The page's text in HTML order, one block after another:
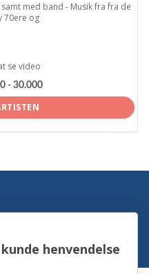
med band - Musik fra fra de
70ere og
se video
- 30.000
henvendelse